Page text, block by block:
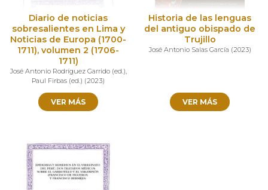
Diario de noticias
sobresalientes en Lima y
Noticias de Europa (1700-
1711), volumen 2 (1706-
1711)
José Antonio Rodríguez Garrido (ed.),
Paul Firbas (ed.) (2023)
VER MÁS
Historia de las lenguas
del antiguo obispado de
Trujillo
José Antonio Salas García (2023)
VER MÁS